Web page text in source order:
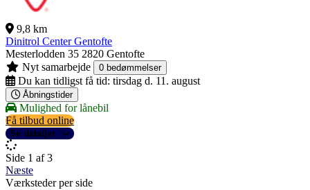
9,8 km
Dinitrol Center Gentofte
Mesterlodden 35 2820 Gentofte
Nyt samarbejde
0 bedømmelser
Du kan tidligst få tid: tirsdag d. 11. august
Åbningstider
Mulighed for lånebil
Få tilbud online
Se detaljer
Side 1 af 3
Næste
Værksteder per side